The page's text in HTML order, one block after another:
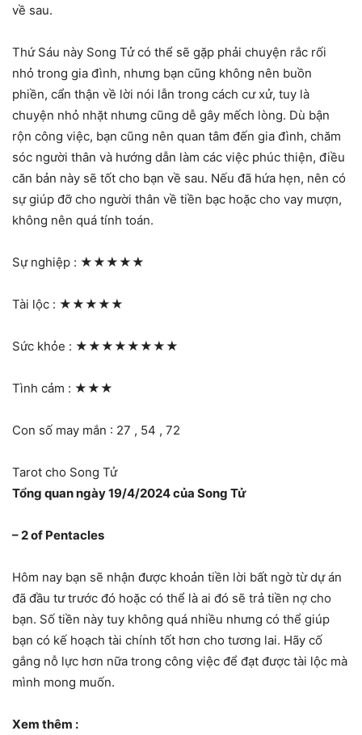
về sau.
Thứ Sáu này Song Tử có thể sẽ gặp phải chuyện rắc rối
nhỏ trong gia đình, nhưng bạn cũng không nên buồn
phiền, cẩn thận về lời nói lẫn trong cách cư xử, tuy là
chuyện nhỏ nhặt nhưng cũng dễ gây mếch lòng. Dù bận
rộn công việc, bạn cũng nên quan tâm đến gia đình, chăm
sóc người thân và hướng dẫn làm các việc phúc thiện, điều
căn bản này sẽ tốt cho bạn về sau. Nếu đã hứa hẹn, nên có
sự giúp đỡ cho người thân về tiền bạc hoặc cho vay mượn,
không nên quá tính toán.
Sự nghiệp : ★★★★★
Tài lộc : ★★★★★
Sức khỏe : ★★★★★★★★
Tình cảm : ★★★
Con số may mắn : 27 , 54 , 72
Tarot cho Song Tử
Tổng quan ngày 19/4/2024 của Song Tử
– 2 of Pentacles
Hôm nay bạn sẽ nhận được khoản tiền lời bất ngờ từ dự án
đã đầu tư trước đó hoặc có thể là ai đó sẽ trả tiền nợ cho
bạn. Số tiền này tuy không quá nhiều nhưng có thể giúp
bạn có kế hoạch tài chính tốt hơn cho tương lai. Hãy cố
gắng nỗ lực hơn nữa trong công việc để đạt được tài lộc mà
mình mong muốn.
Xem thêm :